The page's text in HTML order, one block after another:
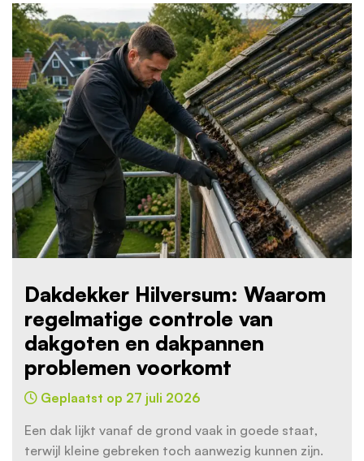
Dakdekker Hilversum: Waarom
regelmatige controle van
dakgoten en dakpannen
problemen voorkomt
Geplaatst op 27 juli 2026
Een dak lijkt vanaf de grond vaak in goede staat,
terwijl kleine gebreken toch aanwezig kunnen zijn.